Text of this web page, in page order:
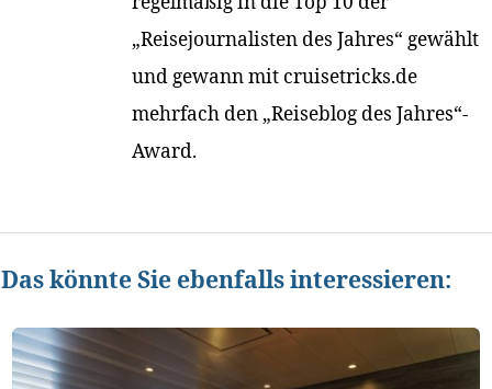
„Reisejournalisten des Jahres“ gewählt
und gewann mit cruisetricks.de
mehrfach den „Reiseblog des Jahres“-
Award.
Das könnte Sie ebenfalls interessieren: